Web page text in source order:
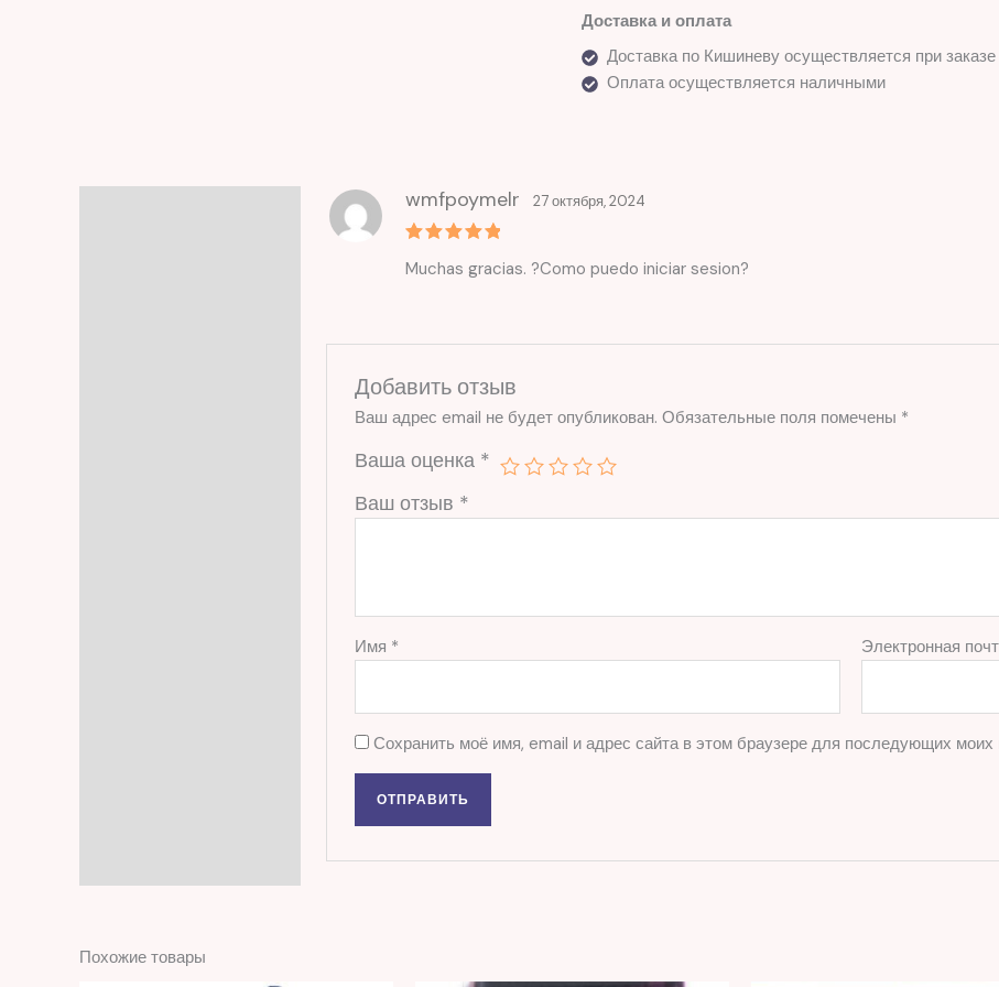
Доставка и оплата
Доставка по Кишиневу осуществляется при
Оплата осуществляется наличными
из 5
wmfpoymelr 27 октября, 2024
Muchas gracias. ?Como puedo iniciar sesion?
Добавить отзыв
Ваш адрес email не будет опубликован. Обязательные поля помечены *
Ваша оценка *
Ваш отзыв *
Имя * Электронная
Сохранить моё имя, email и адрес сайта в этом браузере для последующих моих
Похожие товары